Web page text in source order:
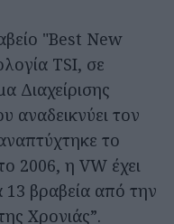
"Best New
TSI, σε
Διαχείρισης
αναδεικνύει τον
το
2006, η VW έχει
13 βραβεία από την
Χρονιάς”.